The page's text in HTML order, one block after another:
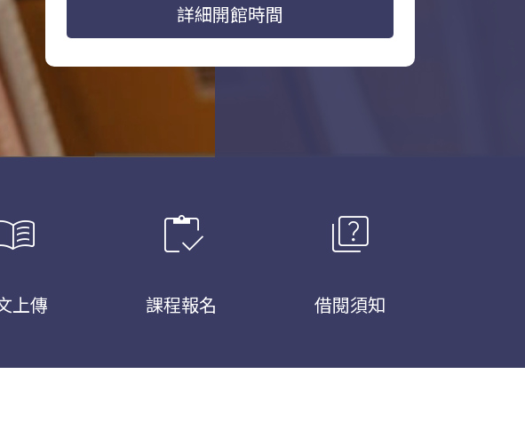
詳細開館時間
上傳
inventory
課程報名
quiz
借閱須知